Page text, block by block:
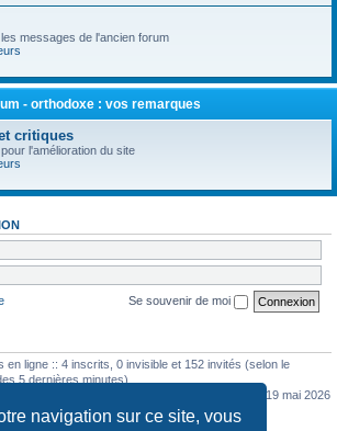
navigation sur ce site, vous
messages de l'ancien forum
- orthodoxe : vos remarques
critiques
l'amélioration du site
Se souvenir de moi
en ligne :: 4 inscrits, 0 invisible et 152 invités (selon le
5 dernières minutes)
le mar. 19 mai 2026